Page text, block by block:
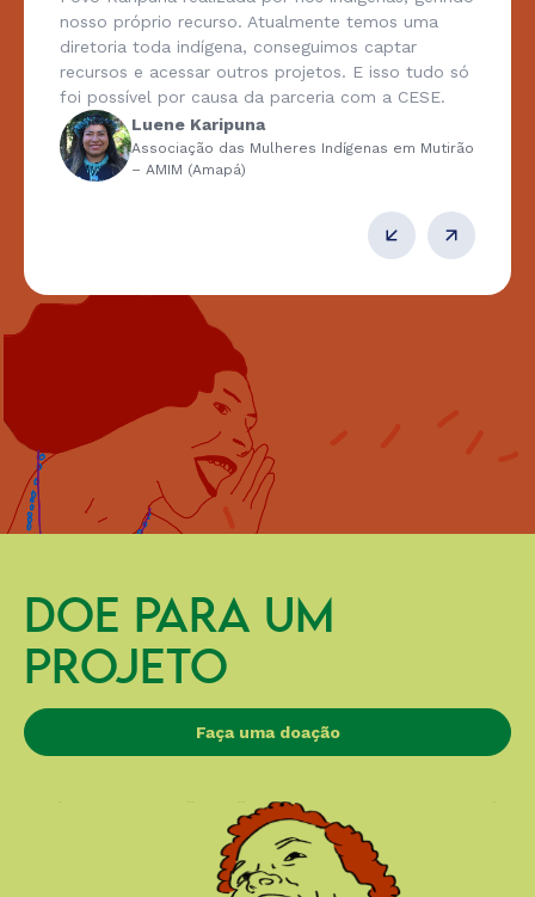
nosso próprio recurso. Atualmente temos uma
diretoria toda indígena, conseguimos captar
recursos e acessar outros projetos. E isso tudo só
foi possível por causa da parceria com a CESE.
Luene Karipuna
Associação das Mulheres Indígenas em Mutirão
– AMIM (Amapá)
DOE PARA UM
PROJETO
Faça uma doação